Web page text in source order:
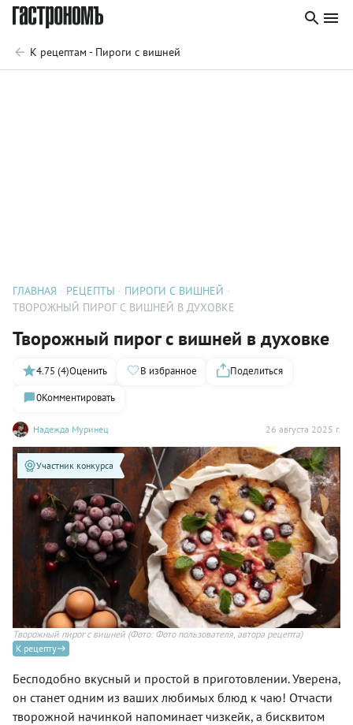
К рецептам - Пироги с вишней
ГЛАВНАЯ РЕЦЕПТЫ
ПИРОГИ С ВИШНЕЙ
ТВОРОЖНЫЙ ПИРОГ С ВИШНЕЙ В ДУХОВКЕ
Творожный пирог с вишней в духовке
Надежда Муринец 26 августа 2025 г.
4.75 (4)Оценить В избранное
Поделиться
0Комментировать
Участник конкурса
Творожный пирог с вишней (Фото: Фото пользователя, автора рецепта)
К рецепту
Бесподобно вкусный и простой в приготовлении. Уверена,
он станет одним из ваших любимых блюд к чаю! Отчасти
творожной начинкой напоминает чизкейк, а бисквитом